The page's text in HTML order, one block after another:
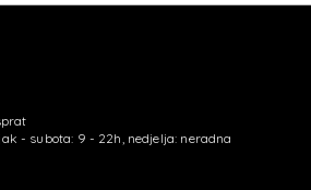
- subota: 9 - 22h, nedjelja: neradna